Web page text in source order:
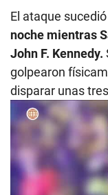
El ataque sucedió
noche mientras
John F. Kennedy.
golpearon
disparar unas